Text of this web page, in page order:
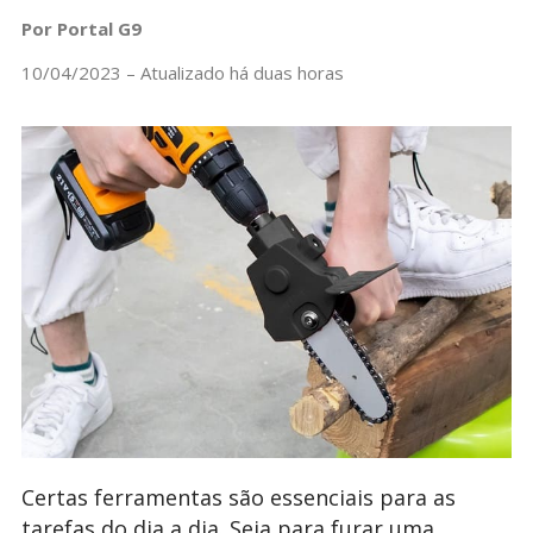
Por Portal G9
10/04/2023 – Atualizado há duas horas
Certas ferramentas são essenciais para as